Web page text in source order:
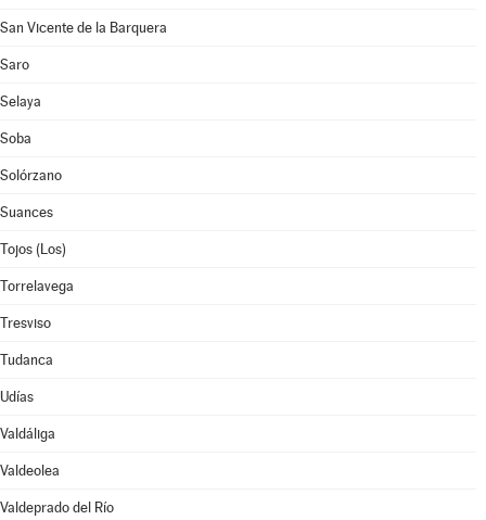
San Vicente de la Barquera
Saro
Selaya
Soba
Solórzano
Suances
Tojos (Los)
Torrelavega
Tresviso
Tudanca
Udías
Valdáliga
Valdeolea
Valdeprado del Río